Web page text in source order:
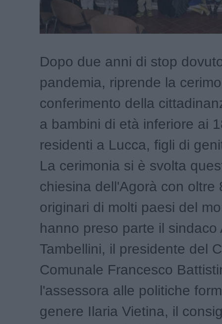
Dopo due anni di stop
pandemia, riprende la
conferimento della
a bambini di età inferiore ai
residenti a Lucca, figli di
La cerimonia si è svolta
chiesina dell'Agorà con oltre
originari di molti paesi del
hanno preso parte il sindaco
Tambellini, il presidente del
Comunale Francesco
l'assessora alle politiche
genere Ilaria Vietina, il